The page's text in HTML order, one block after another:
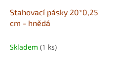
Stahovací pásky 20*0,25
cm - hnědá
Skladem (1 ks)